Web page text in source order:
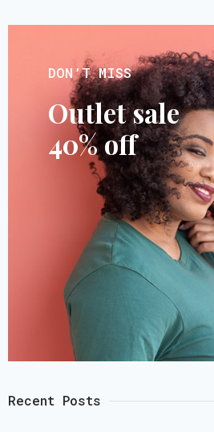
DON’T MISS
Outlet sale
40% off
Recent Posts